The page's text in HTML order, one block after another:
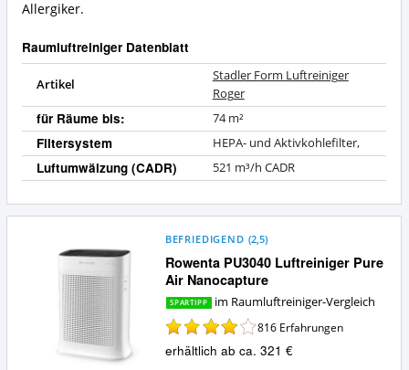
Allergiker.
Raumluftreiniger Datenblatt
Artikel
Stadler Form Luftreiniger
Roger
für Räume bis: 74 m²
Filtersystem HEPA- und Aktivkohlefilter,
Luftumwälzung (CADR) 521 m³/h CADR
Rowenta PU3040 Luftreiniger Pure
Air Nanocapture
BEFRIEDIGEND (2,5)
SPARTIPP im Raumluftreiniger-Vergleich
816 Erfahrungen
erhältlich ab ca. 321 €